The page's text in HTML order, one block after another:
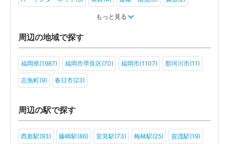
社会福祉法人(2)
もっと見る
周辺の地域で探す
福岡県(1987) 福岡市早良区(70) 福岡市(1107) 那珂川市(11)
志免町(9) 春日市(23)
周辺の駅で探す
西新駅(93) 藤崎駅(86) 室見駅(73) 梅林駅(25) 賀茂駅(19)